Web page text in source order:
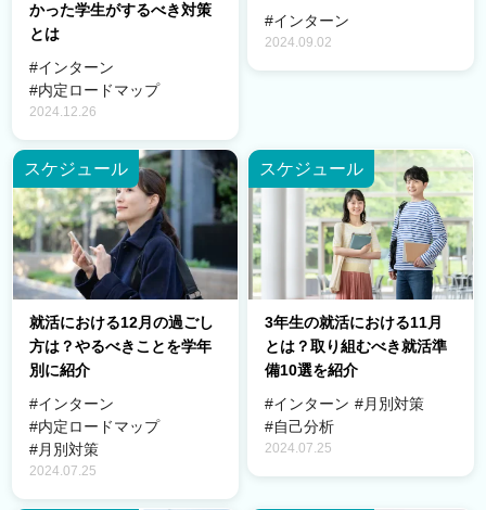
かった学生がするべき対策
とは
#インターン
#内定ロードマップ
2024.12.26
#インターン
2024.09.02
就活における12月の過ごし
方は？やるべきことを学年
別に紹介
スケジュール
#インターン
#内定ロードマップ
#月別対策
2024.07.25
3年生の就活における11月
とは？取り組むべき就活準
備10選を紹介
スケジュール
#インターン #月別対策
#自己分析
2024.07.25